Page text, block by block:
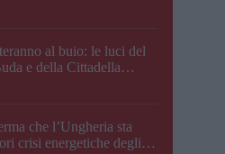
al buio: le luci del
e della Cittadella
che l’Ungheria sta
crisi energetiche degli